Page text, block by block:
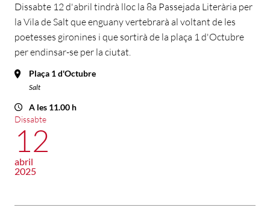
Dissabte 12 d'abril tindrà lloc la 8a Passejada Literària per
la Vila de Salt que enguany vertebrarà al voltant de les
poetesses gironines i que sortirà de la plaça 1 d'Octubre
per endinsar-se per la ciutat.
Plaça 1 d'Octubre
Salt
A les 11.00 h
Dissabte
12
abril
2025